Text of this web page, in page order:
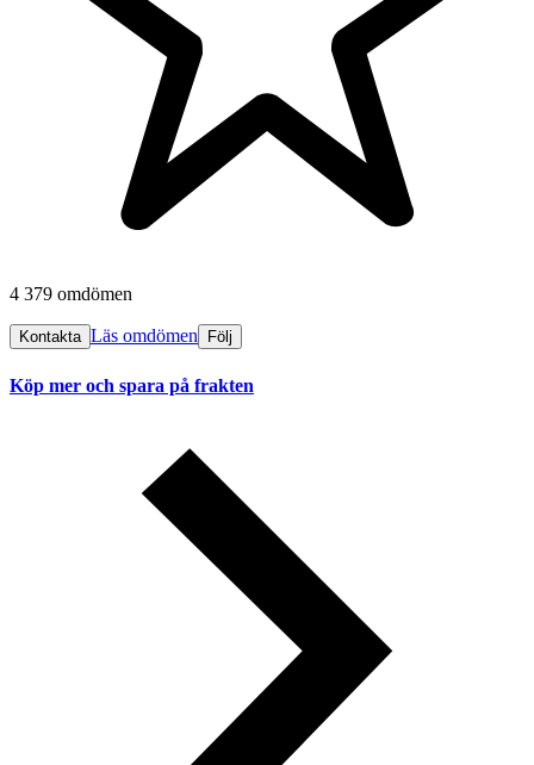
4 379 omdömen
Kontakta Läs omdömen Följ
Köp mer och spara på frakten